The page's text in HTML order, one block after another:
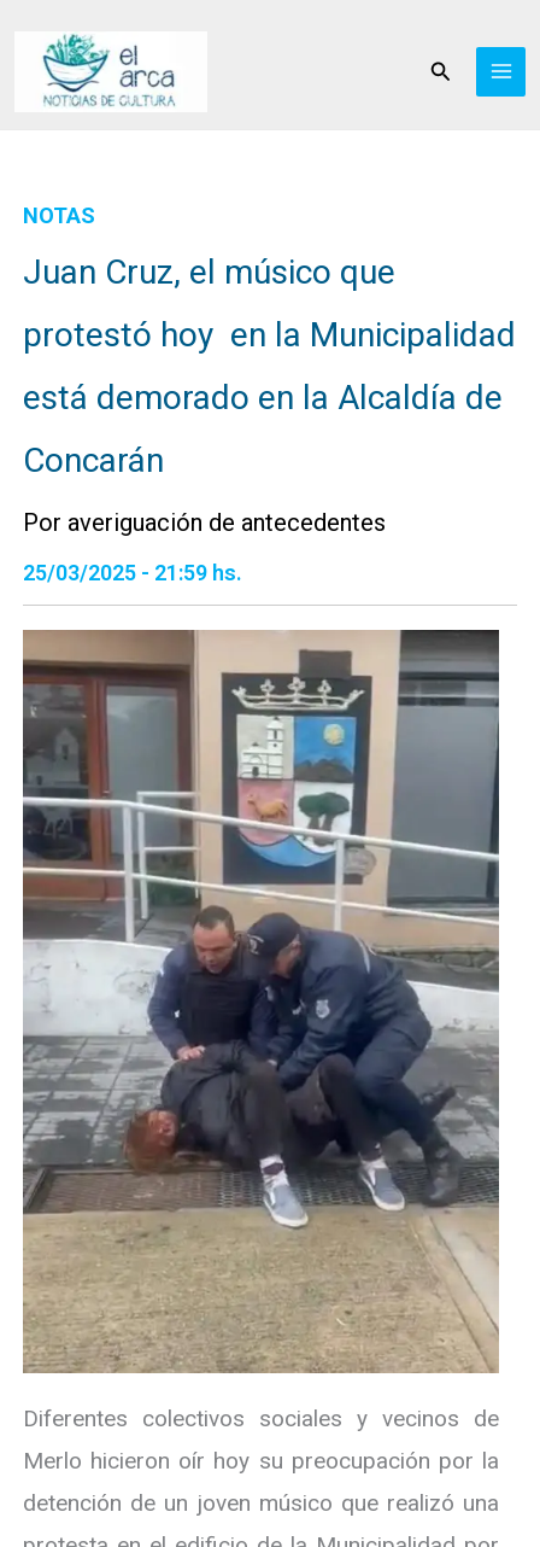
contenido
Buscar
NOTAS
Juan Cruz, el músico que
protestó hoy en la Municipalidad
está demorado en la Alcaldía de
Concarán
Por averiguación de antecedentes
25/03/2025 - 21:59 hs.
Diferentes colectivos sociales y vecinos de
Merlo hicieron oír hoy su preocupación por la
detención de un joven músico que realizó una